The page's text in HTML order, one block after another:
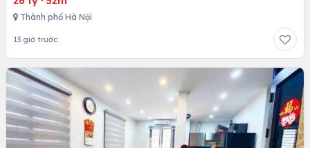
Thành phố Hà Nội
13 giờ trước